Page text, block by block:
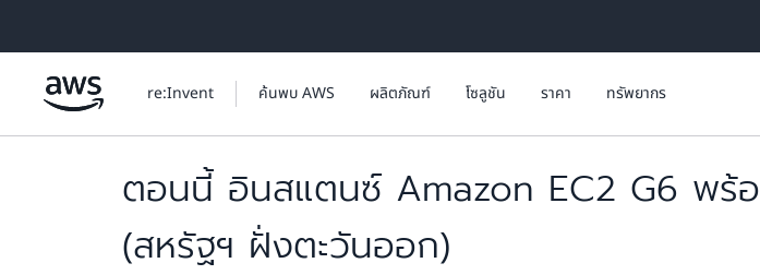
re:Invent ค้นพบ AWS ผลิตภัณฑ์ โซลูชัน ราคา ทรัพยากร
ตอนนี้ อินสแตนซ์ Amazon EC2 G6 พร้อ
(สหรัฐฯ ฝั่งตะวันออก)